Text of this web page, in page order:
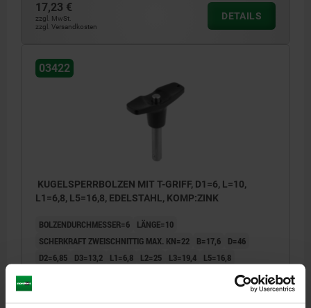
17,23 €
zzgl. MwSt.
zzgl. Versandkosten
DETAILS
03422
KUGELSPERRBOLZEN MIT T-GRIFF, D1=6, L=10,
L1=6,8, L5=16,8, EDELSTAHL, KOMP:ZINK
BOLZENDURCHMESSER=6
LÄNGE=10
SCHERKRAFT ZWEISCHNITTIG MAX. KN=22
B=17,6
D=46
D2=6,85
D3=13,2 L1=6,8 L2=25 L3=19,4
L5=16,8